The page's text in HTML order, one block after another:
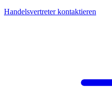
Handelsvertreter kontaktieren